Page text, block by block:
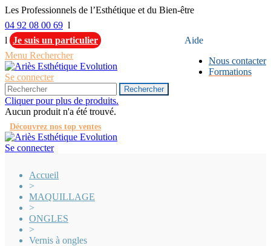
Les Professionnels de l’Esthétique et du Bien-être
04 92 08 00 69 l
Aide
Nous contacter
Formations
l Je suis un particulier
Menu Rechercher
Se connecter
Rechercher
Cliquer pour plus de produits.
Aucun produit n'a été trouvé.
Découvrez nos top ventes
Se connecter
Accueil
>
MAQUILLAGE
>
ONGLES
>
Vernis à ongles